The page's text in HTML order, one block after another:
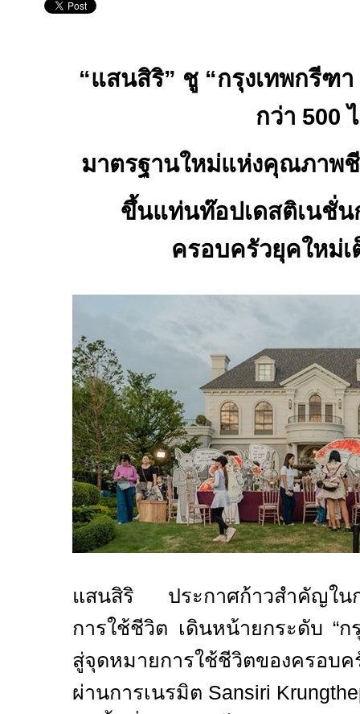
“แสนสิริ” ชู “กรุงเทพกรีฑ
กว่า 500
มาตรฐานใหม่แห่งคุณภาพ
ขึ้นแท่นท๊อปเดสติเนชั่น
ครอบครัวยุคใหม่
แสนสิริ ประกาศก้าวสำคัญในก
การใช้ชีวิต เดินหน้ายกระดับ “ก
สู่จุดหมายการใช้ชีวิตของครอบ
ผ่านการเนรมิต Sansiri